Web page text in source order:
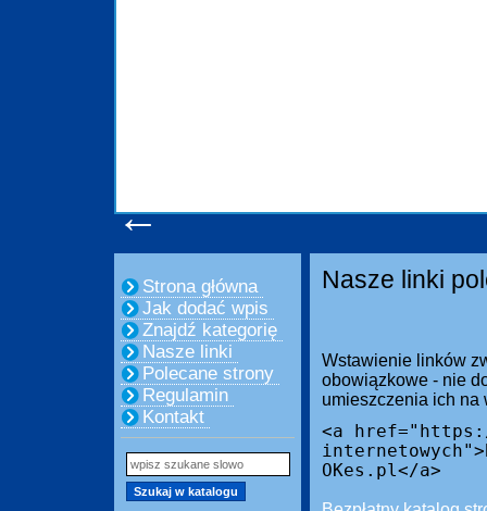
←
Strona główna
Jak dodać wpis
Znajdź kategorię
Nasze linki
Polecane strony
Regulamin
Kontakt
Nasze linki
Wstawienie linków
obowiązkowe - nie
umieszczenia ich na
<a
OKes.pl</a>